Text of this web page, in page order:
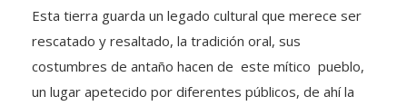
Esta tierra guarda un legado cultural que merece ser
rescatado y resaltado, la tradición oral, sus
costumbres de antaño hacen de este mítico pueblo,
un lugar apetecido por diferentes públicos, de ahí la